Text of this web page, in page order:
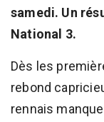
samedi. Un
National 3.
Dès les
rebond
rennais